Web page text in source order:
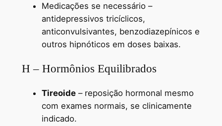
Medicações se necessário –
antidepressivos tricíclicos,
anticonvulsivantes, benzodiazepínicos e
outros hipnóticos em doses baixas.
H – Hormônios Equilibrados
Tireoide– reposição hormonal mesmo
com exames normais, se clinicamente
indicado.